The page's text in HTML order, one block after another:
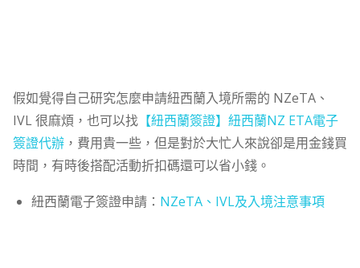
假如覺得自己研究怎麼申請紐西蘭入境所需的 NZeTA、
IVL 很麻煩，也可以找【紐西蘭簽證】紐西蘭NZ ETA電子
簽證代辦，費用貴一些，但是對於大忙人來說卻是用金錢買
時間，有時後搭配活動折扣碼還可以省小錢。
紐西蘭電子簽證申請： NZeTA、IVL及入境注意事項